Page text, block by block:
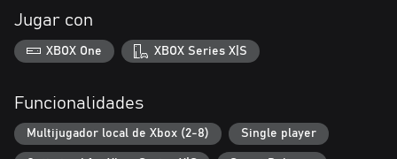
probar los de los demás, lo que garantiza horas interminables de
contenido nuevo y emocionante.
Una alineación hecha para la velocidad: Con 9 tipos de coches
velocidad, aceleración y manejo. Cada coche se puede
Atari. Personaliza tu alineación y ¡a correr!
Jugar con
XBOX One XBOX Series X|S
Funcionalidades
Multijugador local de Xbox (2-8) Single player